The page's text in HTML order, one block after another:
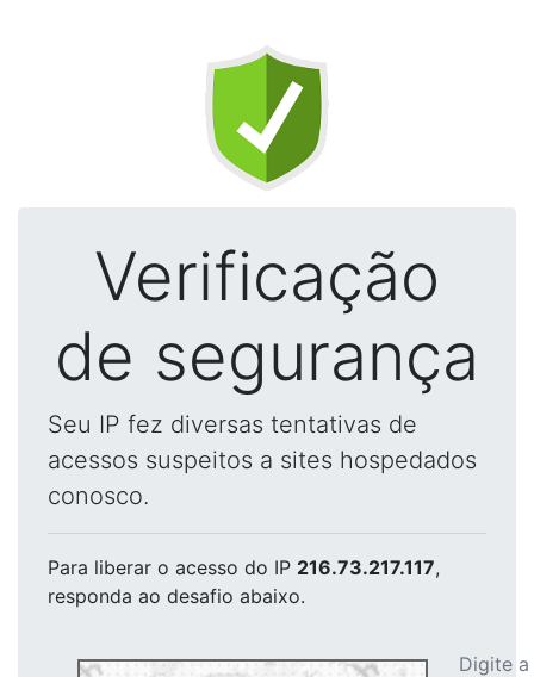
Verificação
de segurança
Seu IP fez diversas tentativas de
acessos suspeitos a sites hospedados
conosco.
Para liberar o acesso do IP 216.73.217.117,
responda ao desafio abaixo.
Digite